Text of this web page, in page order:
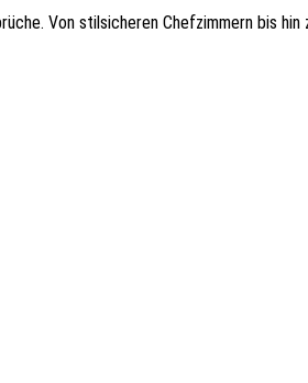
Von stilsicheren Chefzimmern bis